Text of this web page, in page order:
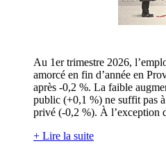
Au 1er trimestre 2026,
amorcé en fin d’année en
après -0,2 %. La faible
public (+0,1 %) ne suffit pas
privé (-0,2 %). À l’exception
+ Lire la suite